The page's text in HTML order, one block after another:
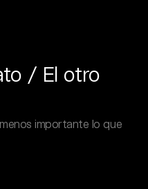
/ El otro
importante lo que